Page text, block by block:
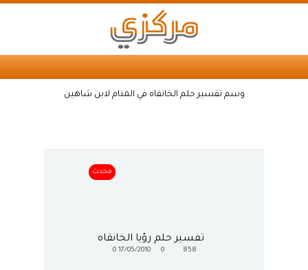
وسم تفسير حلم الخانقاه في المنام لابن شاهين
محدث
تفسير حلم رؤيا الخانقاه
858
17/05/2010
0